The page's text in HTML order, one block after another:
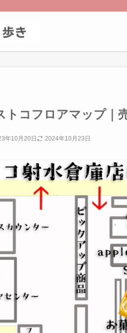
トコフロアマップ｜
年10月20日 2024年10月23日